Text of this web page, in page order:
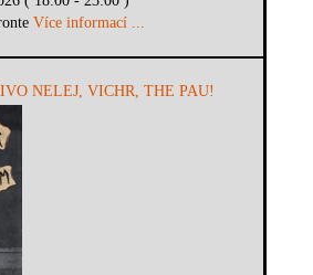
Více informací ...
NELEJ, VICHR, THE PAU!